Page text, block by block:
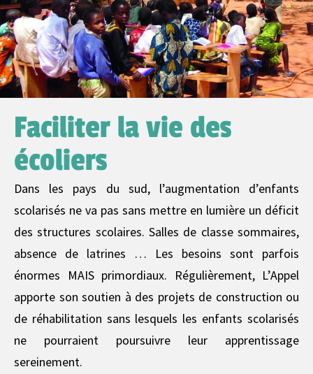
Faciliter la vie des
écoliers
Dans les pays du sud, l’augmentation d’enfants
scolarisés ne va pas sans mettre en lumière un déficit
des structures scolaires. Salles de classe sommaires,
absence de latrines … Les besoins sont parfois
énormes MAIS primordiaux. Régulièrement, L’Appel
apporte son soutien à des projets de construction ou
de réhabilitation sans lesquels les enfants scolarisés
ne pourraient poursuivre leur apprentissage
sereinement.